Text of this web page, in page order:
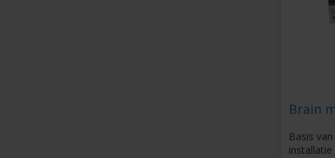
Brain
Basis
installatie